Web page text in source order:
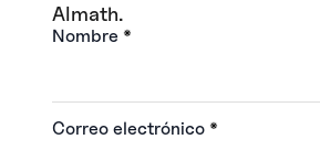
Almath.
Nombre *
Correo electrónico *